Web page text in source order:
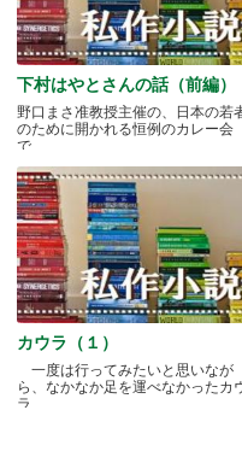
下村はやとさんの話（前編）
野口まさ准教授主催の、日本の若
のために開かれる恒例のカレー会
で.....
カウラ（１）
一度は行ってみたいと思いなが
ら、なかなか足を運べなかったカ
ラ.....